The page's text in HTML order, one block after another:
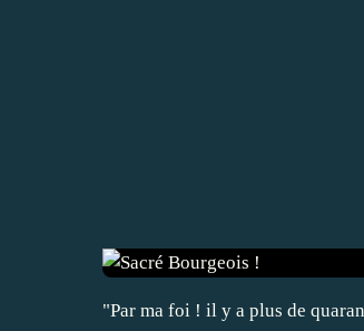
"Par ma foi ! il y a plus de